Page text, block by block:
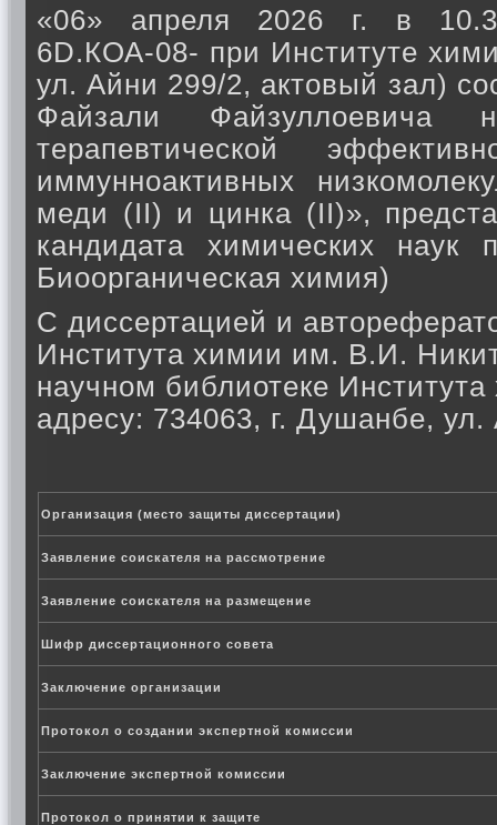
«06» апреля 2026 г. в
6D.КОА-08- при Институте
ул. Айни 299/2, актовый зал)
Файзали Файзуллоевича
терапевтической
иммунноактивных
меди (II) и цинка (II)»,
кандидата химических
Биоорганическая химия)
С диссертацией и
Института химии им. В.И.
научном библиотеке
адресу: 734063, г. Душанбе,
Организация (место защиты диссертации)
Заявление соискателя на рассмотрение
Заявление соискателя на размещение
Шифр диссертационного совета
Заключение организации
Протокол о создании экспертной комиссии
Заключение экспертной комиссии
Протокол о принятии к защите